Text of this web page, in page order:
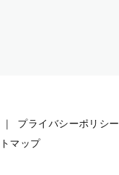
プライバシーポリシー
マップ